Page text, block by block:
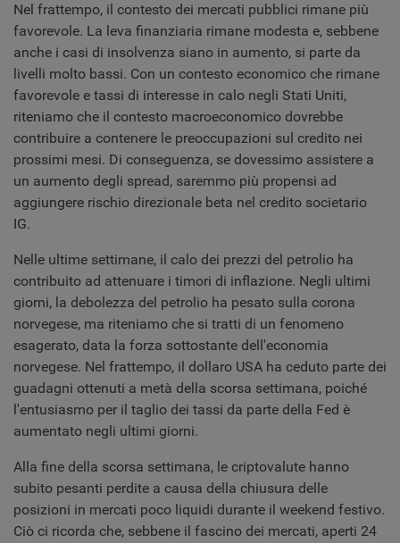
Nel frattempo, il contesto dei mercati pubblici rimane più
favorevole. La leva finanziaria rimane modesta e, sebbene
anche i casi di insolvenza siano in aumento, si parte da
livelli molto bassi. Con un contesto economico che rimane
favorevole e tassi di interesse in calo negli Stati Uniti,
riteniamo che il contesto macroeconomico dovrebbe
contribuire a contenere le preoccupazioni sul credito nei
prossimi mesi. Di conseguenza, se dovessimo assistere a
un aumento degli spread, saremmo più propensi ad
aggiungere rischio direzionale beta nel credito societario
IG.
Nelle ultime settimane, il calo dei prezzi del petrolio ha
contribuito ad attenuare i timori di inflazione. Negli ultimi
giorni, la debolezza del petrolio ha pesato sulla corona
norvegese, ma riteniamo che si tratti di un fenomeno
esagerato, data la forza sottostante dell'economia
norvegese. Nel frattempo, il dollaro USA ha ceduto parte dei
guadagni ottenuti a metà della scorsa settimana, poiché
l'entusiasmo per il taglio dei tassi da parte della Fed è
aumentato negli ultimi giorni.
Alla fine della scorsa settimana, le criptovalute hanno
subito pesanti perdite a causa della chiusura delle
posizioni in mercati poco liquidi durante il weekend festivo.
Ciò ci ricorda che, sebbene il fascino dei mercati, aperti 24